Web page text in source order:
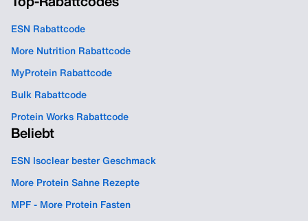
ESN Rabattcode
More Nutrition Rabattcode
MyProtein Rabattcode
Bulk Rabattcode
Protein Works Rabattcode
Beliebt
ESN Isoclear bester Geschmack
More Protein Sahne Rezepte
MPF - More Protein Fasten